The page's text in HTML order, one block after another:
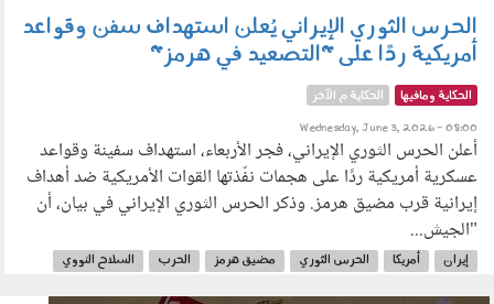
الحرس الثوري الإيراني يُعلن استهداف سفن وقواعد
أمريكية ردًا على "التصعيد في هرمز"
الحكاية ومافيها الحكاية م الآخر
Wednesday, June 3, 2026 - 08:00
أعلن الحرس الثوري الإيراني، فجر الأربعاء، استهداف سفينة وقواعد
عسكرية أمريكية ردًا على هجمات نفّذتها القوات الأمريكية ضد أهداف
إيرانية قرب مضيق هرمز. وذكر الحرس الثوري الإيراني في بيان، أن
"الجيش...
إيران أمريكا الحرس الثوري مضيق هرمز الحرب
السلاح النووي